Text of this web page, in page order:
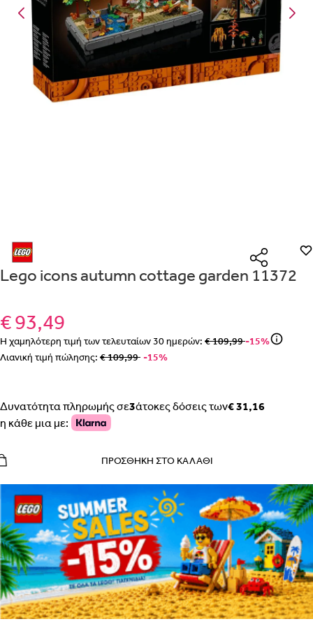
Lego icons autumn cottage garden 11372
€ 93,49
Η χαμηλότερη τιμή των τελευταίων30ημερών: € 109,99-15%
Λιανική τιμή πώλησης: € 109,99 -15%
Δυνατότητα πληρωμής σε3άτοκες δόσεις των€ 31,16
η κάθε μια με:
ΠΡΟΣΘΉΚΗ ΣΤΟ ΚΑΛΆΘΙ
Με την προσφοράθα λάβεις δωρεάν το είδος με τη
χαμηλότερη τιμή αν αγοράσεις τουλάχιστον
Με την προσφορά
στο καλάθι, αν
αγοράσεις τουλάχιστονμε την ειδική σήμανση.
Είναι για δώρο;
ΝΑΙ
Μήνυμα